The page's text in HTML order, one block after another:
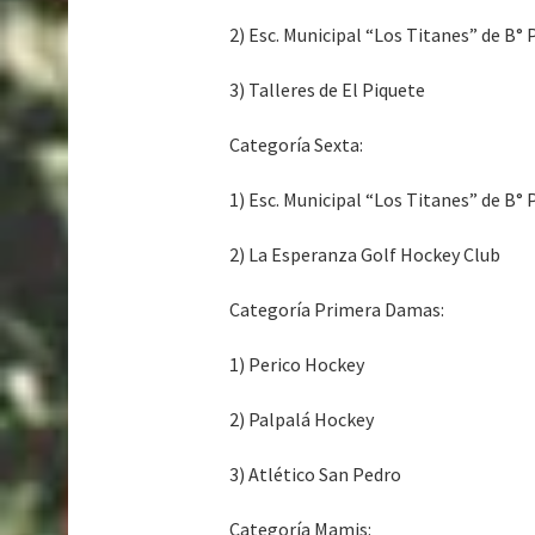
2) Esc. Municipal “Los Titanes” de B°
3) Talleres de El Piquete
Categoría Sexta:
1) Esc. Municipal “Los Titanes” de B°
2) La Esperanza Golf Hockey Club
Categoría Primera Damas:
1) Perico Hockey
2) Palpalá Hockey
3) Atlético San Pedro
Categoría Mamis: